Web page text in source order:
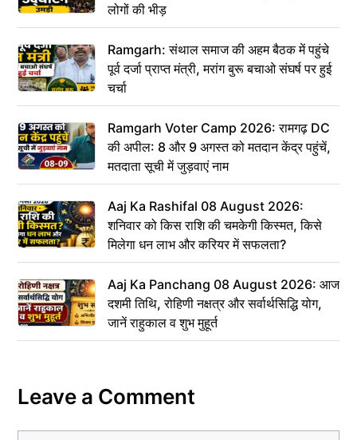
लोगों की भीड़
Ramgarh: संथाल समाज की अहम बैठक में पहुंचे
पूर्व दर्जा प्राप्त मंत्री, मरांग बुरू बचाओ संघर्ष पर हुई
चर्चा
Ramgarh Voter Camp 2026: रामगढ़ DC
की अपील: 8 और 9 अगस्त को मतदान केंद्र पहुंचें,
मतदाता सूची में जुड़वाएं नाम
Aaj Ka Rashifal 08 August 2026:
शनिवार को किस राशि की चमकेगी किस्मत, किसे
मिलेगा धन लाभ और करियर में सफलता?
Aaj Ka Panchang 08 August 2026: आज
दशमी तिथि, रोहिणी नक्षत्र और सर्वार्थसिद्धि योग,
जानें राहुकाल व शुभ मुहूर्त
Leave a Comment